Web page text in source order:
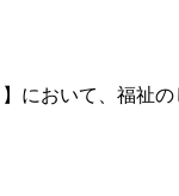
おいて、福祉